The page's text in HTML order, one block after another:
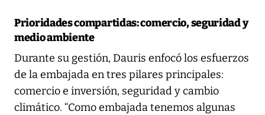
Prioridades compartidas: comercio, seguridad y
medio ambiente
Durante su gestión, Dauris enfocó los esfuerzos
de la embajada en tres pilares principales:
comercio e inversión, seguridad y cambio
climático. “Como embajada tenemos algunas